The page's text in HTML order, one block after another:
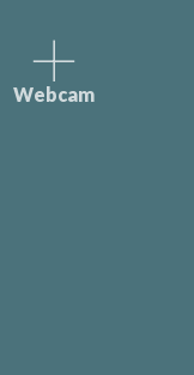
Webcam